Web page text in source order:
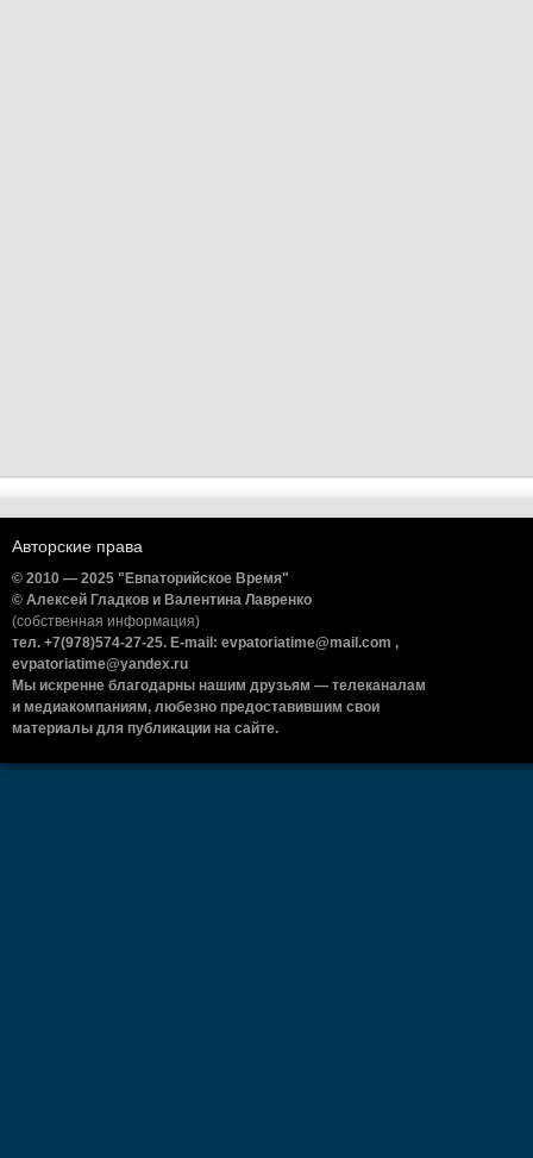
Авторские права
© 2010 — 2025 "Евпаторийское Время"
© Алексей Гладков и Валентина Лавренко
(собственная информация)
тел. +7(978)574-27-25. E-mail: evpatoriatime@mail.com ,
evpatoriatime@yandex.ru
Мы искренне благодарны нашим друзьям — телеканалам
и медиакомпаниям, любезно предоставившим свои
материалы для публикации на сайте.